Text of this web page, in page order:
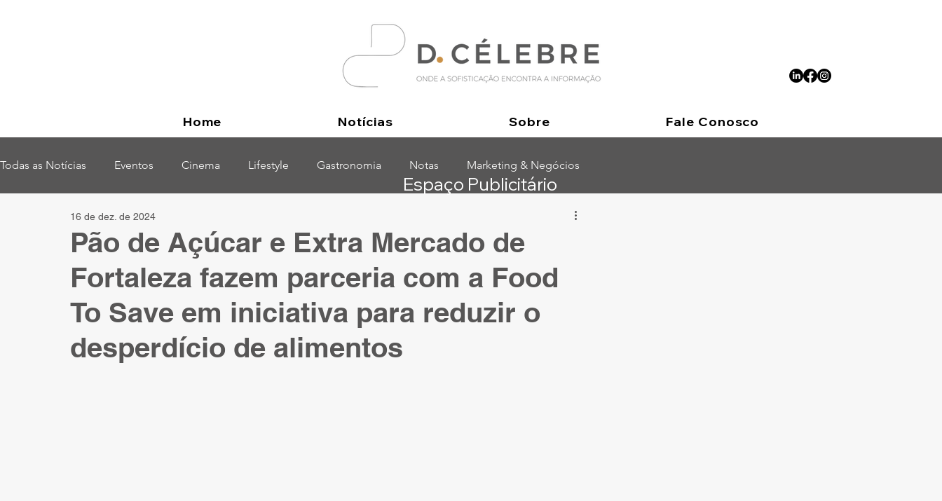
Home Notícias Sobre Fale Conosco
Todas as Notícias Eventos Cinema Lifestyle Gastronomia Notas Marketing & Negócios
Pão de Açúcar e Extra Mercado de
Fortaleza fazem parceria com a Food
To Save em iniciativa para reduzir o
desperdício de alimentos
16 de dez. de 2024
Espaço Publicitário